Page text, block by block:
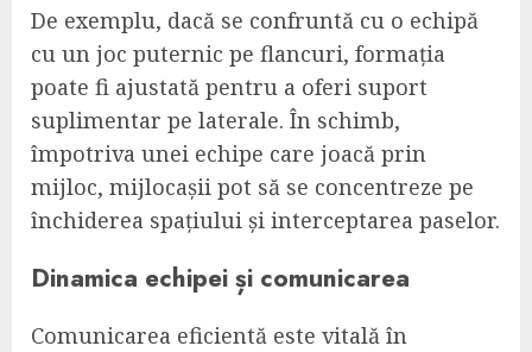
De exemplu, dacă se confruntă cu o echipă
cu un joc puternic pe flancuri, formația
poate fi ajustată pentru a oferi suport
suplimentar pe laterale. În schimb,
împotriva unei echipe care joacă prin
mijloc, mijlocașii pot să se concentreze pe
închiderea spațiului și interceptarea paselor.
Dinamica echipei și comunicarea
Comunicarea eficientă este vitală în